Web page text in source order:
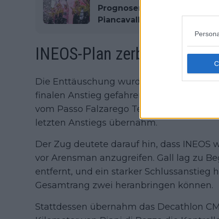
Prognosen – Ein letzter
Piancavallo?
INEOS-Plan zerbricht am
Die Enttäuschung wurde dadurch
finalen Anstieg gefahren war. Embret
vom Passo Falzarego Tempo, bevor
letzten Anstiegs übernahm.
Der Zug deutete darauf hin, dass INEOS
vor Arensman anzugreifen. Gall lag zu
entfernt, und ein starker Schlussanstieg
Gesamtrang zwei heranbringen können.
Stattdessen übernahm das Decathlon